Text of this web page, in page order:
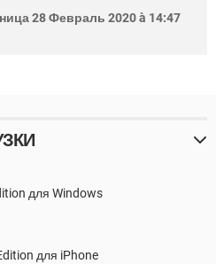
28 Февраль 2020 à 14:47
для Windows
для iPhone